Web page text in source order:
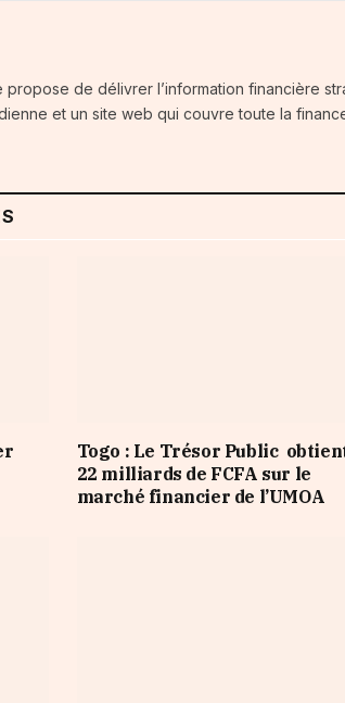
propose de délivrer l’information financière
et un site web qui couvre toute la
Togo : Le Trésor Public
22 milliards de FCFA sur le
marché financier de l’UMOA